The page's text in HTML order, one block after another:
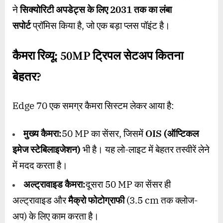
नेसिक्योरिटी अपडेट्स के लिए2031तक का लंबा
सपोर्टप्रॉमिस किया है, जो एक बड़ा प्लस पॉइंट है।
कैमरा रिव्यू: 50MPट्रिपल सेटअप कितना
बेहतर?
Edge 70 एक समग्र कैमरा सिस्टम लेकर आया है:
मुख्य कैमरा:50 MP का सेंसर, जिसमें OIS (ऑप्टिकल
इमेज स्टेबिलाइजेशन) भी है। यह लो-लाइट में बेहतर तस्वीरें लेने
में मदद करता है।
अल्ट्रावाइड कैमरा:दूसरा 50 MP का सेंसर ही
अल्ट्रावाइड औरमैक्रो फोटोग्राफी(3.5 cm तक क्लोज-
अप) के लिए काम करता है।